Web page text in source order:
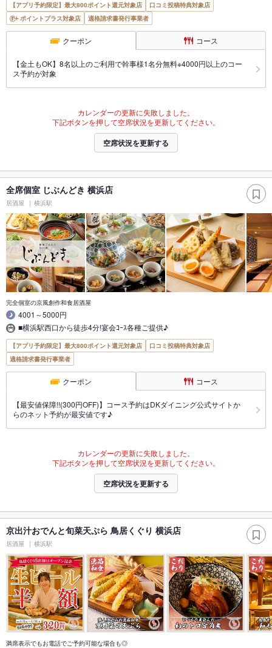
【アプリ予約限定】最大800ポイント還元対象店
口コミ投稿特典対象店
ポイントプラス対象店
適格請求書発行事業者
クーポン コース
【金土もOK】8名以上のご利用で幹事様1名分無料※4000円以上のコー
ス予約が対象
カレンダーの更新に失敗しました。
下記ボタンを押して空席状況を更新してください。
空席状況を更新する
全席個室 じぶんどき 横浜店
居酒屋 横浜駅
完全個室の京風創作和食居酒屋
4001～5000円
■横浜駅西口から徒歩4分!宴会ｺｰｽ各種ご提供♪
【アプリ予約限定】最大800ポイント還元対象店
口コミ投稿特典対象店
適格請求書発行事業者
クーポン コース
【最安値保障!!(300円OFF)】コース予約はDKダイニング公式サイトか
らのネット予約が最安値です♪
カレンダーの更新に失敗しました。
下記ボタンを押して空席状況を更新してください。
空席状況を更新する
京出汁おでんと旬菜天ぷら 鳥居くぐり 横浜店
居酒屋 横浜駅
満席表示でもお電話でご予約可能な場合も◎